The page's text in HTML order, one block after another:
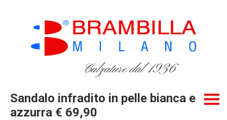
Calzature dal 1936
Sandalo infradito in pelle bianca e
azzurra € 69,90